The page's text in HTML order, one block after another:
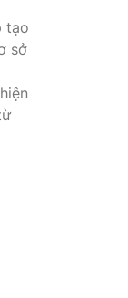
tạo
sở